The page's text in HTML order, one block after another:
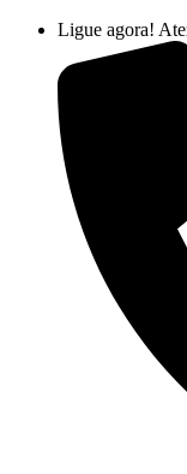
conteúdo
Ligue agora!